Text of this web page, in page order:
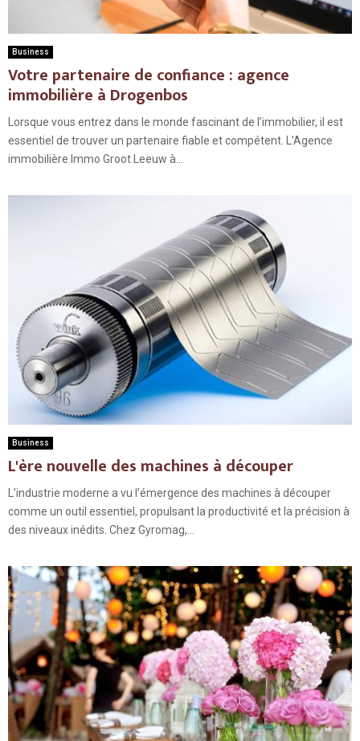
Business
Votre partenaire de confiance : agence
immobilière à Drogenbos
Lorsque vous entrez dans le monde fascinant de l’immobilier, il est
essentiel de trouver un partenaire fiable et compétent. L’Agence
immobilière Immo Groot Leeuw à...
Business
L'ère nouvelle des machines à découper
L’industrie moderne a vu l’émergence des machines à découper
comme un outil essentiel, propulsant la productivité et la précision à
des niveaux inédits. Chez Gyromag,...